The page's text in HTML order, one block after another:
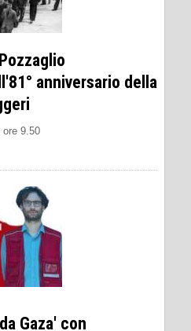
anniversario della
ore 9.50
Gaza' con